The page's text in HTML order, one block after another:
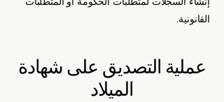
القانونية.
عملية التصديق على شهادة
الميلاد